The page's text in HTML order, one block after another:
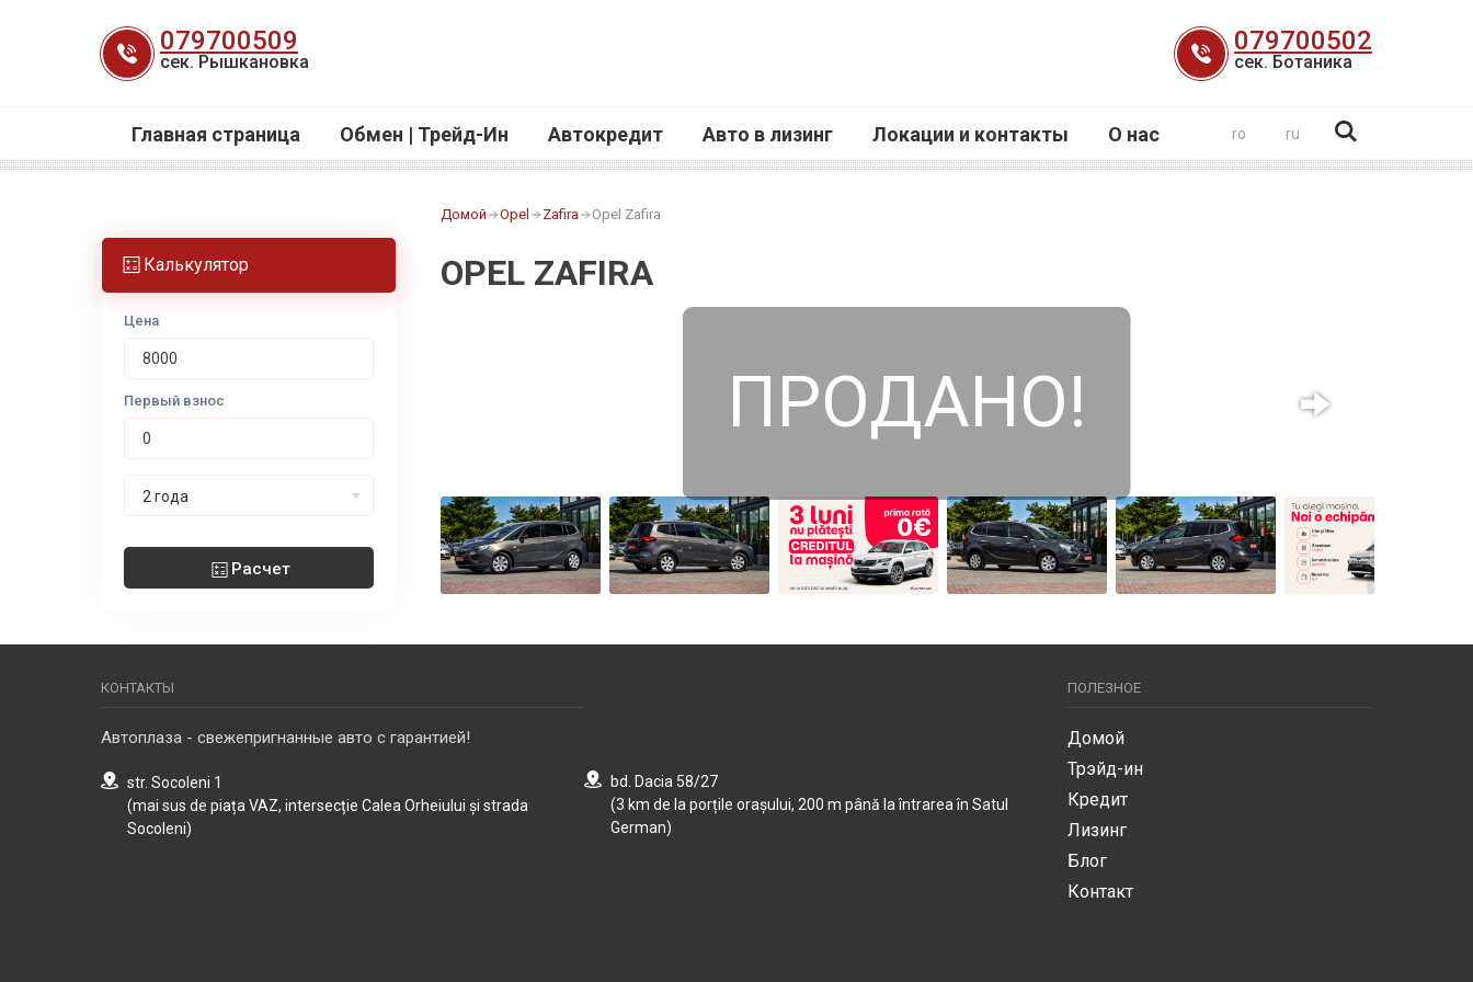
содержанию
079700509
сек. Рышкановка
079700502
сек. Ботаника
Главная страница Обмен | Трейд-Ин Автокредит Авто в лизинг Локации и контакты О нас ro ru
Калькулятор
Цена
Первый взнос
2 года
Расчет
Домой Opel Zafira Opel Zafira
OPEL ZAFIRA
ПРОДАНО!
КОНТАКТЫ
Автоплаза - свежепригнанные авто с гарантией!
str. Socoleni 1
(mai sus de piața VAZ, intersecție Calea Orheiului și strada
Socoleni)
bd. Dacia 58/27
(3 km de la porțile orașului, 200 m până la întrarea în Satul
German)
ПОЛЕЗНОЕ
Домой
Трэйд-ин
Кредит
Лизинг
Блог
Контакт